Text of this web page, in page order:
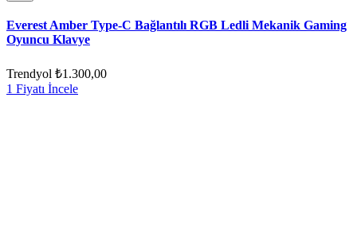
Everest Amber Type-C Bağlantılı RGB Ledli Mekanik Gaming
Oyuncu Klavye
Trendyol ₺1.300,00
1 Fiyatı İncele